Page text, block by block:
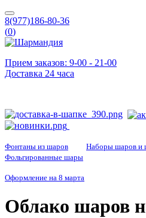
8(977)186-80-36
(0)
Прием заказов: 9-00 - 21-00
Доставка 24 часа
Фонтаны из шаров Наборы шаров и
Фольгированные шары
Оформление на 8 марта
Облако шаров